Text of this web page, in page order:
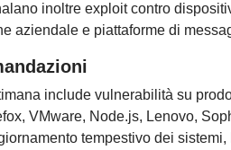
inoltre exploit contro
aziendale e piattaforme di
include vulnerabilità su
VMware, Node.js, Lenovo,
tempestivo dei